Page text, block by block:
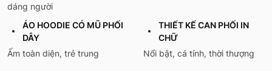
dáng người
ÁO HOODIE CÓ MŨ PHỐI
DÂY
Ấm toàn diện, trẻ trung
THIẾT KẾ CAN PHỐI IN
CHỮ
Nổi bật, cá tính, thời thượng